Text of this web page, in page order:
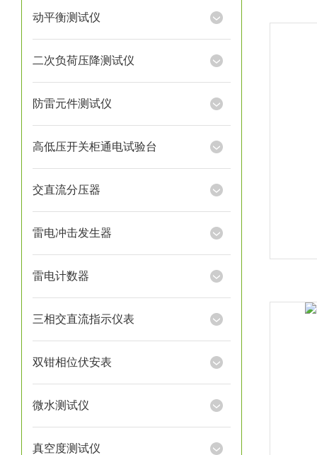
动平衡测试仪
二次负荷压降测试仪
防雷元件测试仪
高低压开关柜通电试验台
交直流分压器
雷电冲击发生器
雷电计数器
三相交直流指示仪表
双钳相位伏安表
微水测试仪
真空度测试仪